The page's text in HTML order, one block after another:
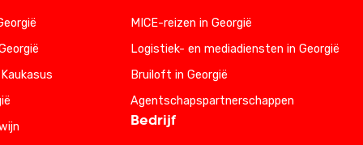
MICE-reizen in Georgië
Logistiek- en mediadiensten in Georgië
Bruiloft in Georgië
Agentschapspartnerschappen
Bedrijf